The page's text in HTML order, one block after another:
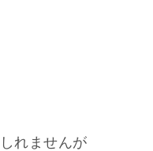
れませんが